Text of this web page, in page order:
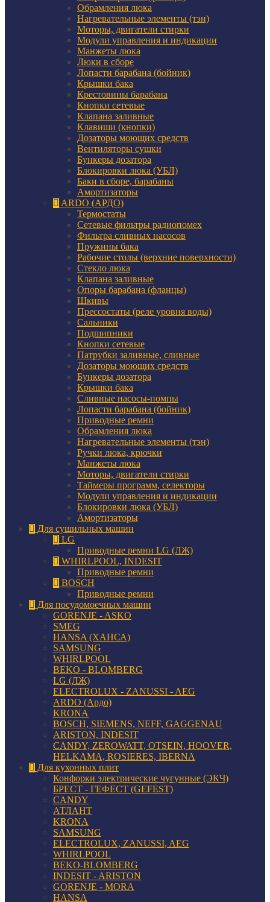
Обрамления люка
Нагревательные элементы (тэн)
Моторы, двигатели стирки
Модули управления и индикации
Манжеты люка
Люки в сборе
Лопасти барабана (бойник)
Крышки бака
Крестовины барабана
Кнопки сетевые
Клапана заливные
Клавиши (кнопки)
Дозаторы моющих средств
Вентиляторы сушки
Бункеры дозатора
Блокировки люка (УБЛ)
Баки в сборе, барабаны
Амортизаторы
ARDO (АРДО)
Термостаты
Сетевые фильтры радиопомех
Фильтра сливных насосов
Пружины бака
Рабочие столы (верхние поверхности)
Стекло люка
Клапана заливные
Опоры барабана (фланцы)
Шкивы
Прессостаты (реле уровня воды)
Сальники
Подшипники
Кнопки сетевые
Патрубки заливные, сливные
Дозаторы моющих средств
Бункеры дозатора
Крышки бака
Сливные насосы-помпы
Лопасти барабана (бойник)
Приводные ремни
Обрамления люка
Нагревательные элементы (тэн)
Ручки люка, крючки
Манжеты люка
Моторы, двигатели стирки
Таймеры программ, селекторы
Модули управления и индикации
Блокировки люка (УБЛ)
Амортизаторы
Для сушильных машин
LG
Приводные ремни LG (ЛЖ)
WHIRLPOOL, INDESIT
Приводные ремни
BOSCH
Приводные ремни
Для посудомоечных машин
GORENJE - ASKO
SMEG
HANSA (ХАНСА)
SAMSUNG
WHIRLPOOL
BEKO - BLOMBERG
LG (ЛЖ)
ELECTROLUX - ZANUSSI - AEG
ARDO (Ардо)
KRONA
BOSCH, SIEMENS, NEFF, GAGGENAU
ARISTON, INDESIT
CANDY, ZEROWATT, OTSEIN, HOOVER,
HELKAMA, ROSIERES, IBERNA
Для кухонных плит
Конфорки электрические чугунные (ЭКЧ)
БРЕСТ - ГЕФЕСТ (GEFEST)
CANDY
АТЛАНТ
KRONA
SAMSUNG
ELECTROLUX, ZANUSSI, AEG
WHIRLPOOL
BEKO-BLOMBERG
INDESIT - ARISTON
GORENJE - MORA
HANSA